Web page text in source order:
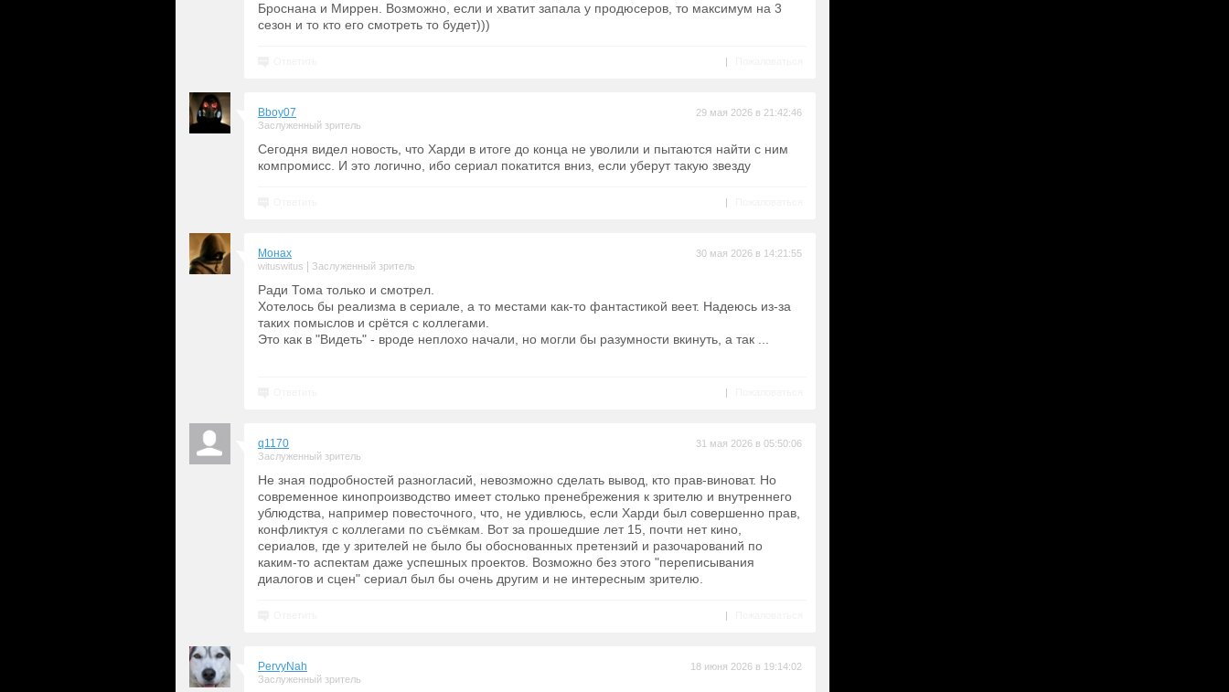
Броснана и Миррен. Возможно, если и хватит запала у продюсеров, то максимум на 3
сезон и то кто его смотреть то будет)))
|
Bboy07
Заслуженный зритель
29 мая 2026 в 21:42:46
Сегодня видел новость, что Харди в итоге до конца не уволили и пытаются найти с ним
компромисс. И это логично, ибо сериал покатится вниз, если уберут такую звезду
|
Монах
wituswitus Заслуженный зритель
30 мая 2026 в 14:21:55
Ради Тома только и смотрел.
Хотелось бы реализма в сериале, а то местами как-то фантастикой веет. Надеюсь из-за
таких помыслов и срётся с коллегами.
Это как в "Видеть" - вроде неплохо начали, но могли бы разумности вкинуть, а так ...
|
q1170
Заслуженный зритель
31 мая 2026 в 05:50:06
Не зная подробностей разногласий, невозможно сделать вывод, кто прав-виноват. Но
современное кинопроизводство имеет столько пренебрежения к зрителю и внутреннего
ублюдства, например повесточного, что, не удивлюсь, если Харди был совершенно прав,
конфликтуя с коллегами по съёмкам. Вот за прошедшие лет 15, почти нет кино,
сериалов, где у зрителей не было бы обоснованных претензий и разочарований по
каким-то аспектам даже успешных проектов. Возможно без этого "переписывания
диалогов и сцен" сериал был бы очень другим и не интересным зрителю.
|
PervyNah
Заслуженный зритель
18 июня 2026 в 19:14:02